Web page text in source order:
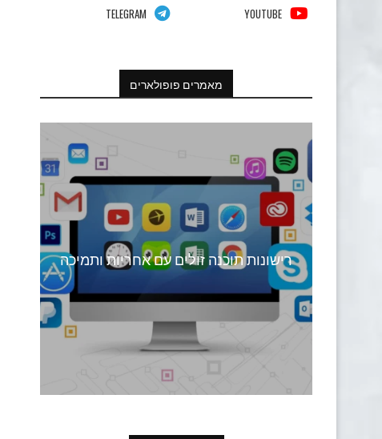
YOUTUBE
TELEGRAM
מאמרים פופולארים
רישונות תוכנה זולים עם אחריות ותמיכה